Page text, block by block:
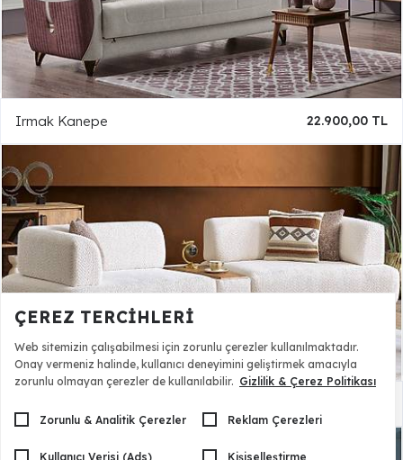
Irmak Kanepe 22.900,00 TL
ÇEREZ TERCIHLERI
Web sitemizin çalışabilmesi için zorunlu çerezler kullanılmaktadır.
Onay vermeniz halinde, kullanıcı deneyimini geliştirmek amacıyla
zorunlu olmayan çerezler de kullanılabilir. Gizlilik & Çerez Politikası
Zorunlu & Analitik Çerezler Reklam Çerezleri
Kullanıcı Verisi (Ads) Kişiselleştirme